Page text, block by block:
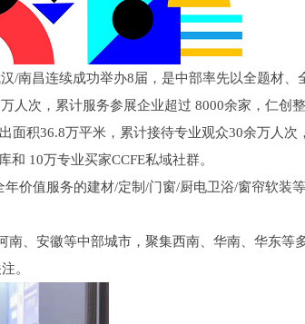
/南昌连续成功举办8届，是中部率先以全题材、
人次，累计服务参展企业超过 8000余家，仁创
面积36.8万平米，累计接待专业观众30余万人次
10万专业买家CCFE私域社群。
价值服务的建材/定制/门窗/厨电卫浴/窗帘软装
、安徽等中部城市，聚集西南、华南、华东等
。